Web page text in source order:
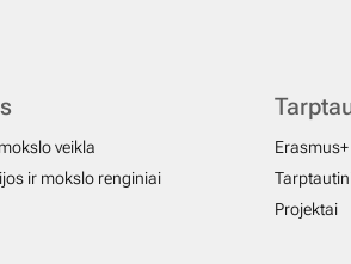
veikla
ir mokslo renginiai
Erasmus+
Projektai